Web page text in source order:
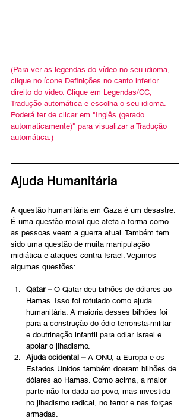
(Para ver as legendas do vídeo no seu idioma,
clique no ícone Definições no canto inferior
direito do vídeo. Clique em Legendas/CC,
Tradução automática e escolha o seu idioma.
Poderá ter de clicar em "Inglês (gerado
automaticamente)" para visualizar a Tradução
automática.)
Ajuda Humanitária
A questão humanitária em Gaza é um desastre.
É uma questão moral que afeta a forma como
as pessoas veem a guerra atual. Também tem
sido uma questão de muita manipulação
midiática e ataques contra Israel. Vejamos
algumas questões:
Qatar – O Qatar deu bilhões de dólares ao
Hamas. Isso foi rotulado como ajuda
humanitária. A maioria desses bilhões foi
para a construção do ódio terrorista-militar
e doutrinação infantil para odiar Israel e
apoiar o jihadismo.
Ajuda ocidental – A ONU, a Europa e os
Estados Unidos também doaram bilhões de
dólares ao Hamas. Como acima, a maior
parte não foi dada ao povo, mas investida
no jihadismo radical, no terror e nas forças
armadas.